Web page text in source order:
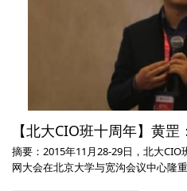
【北大CIO班十周年】黄
摘要：2015年11月28-29日，北大
网大会在北京大学与宽沟会议中心隆